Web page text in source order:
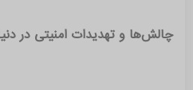
چالش‌ها و تهدیدات امنیتی در